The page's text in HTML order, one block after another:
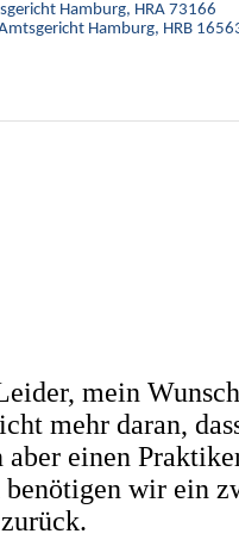
Hamburg, HRA 73166
Hamburg, HRB
mein
mehr daran,
einen
wir ein